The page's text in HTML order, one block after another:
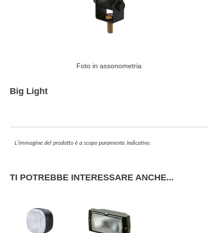
Foto in assonometria
Big Light
L'immagine del prodotto è a scopo puramente indicativo.
TI POTREBBE INTERESSARE ANCHE...